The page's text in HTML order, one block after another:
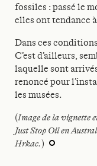
fossiles : passé le
elles ont tendance
Dans ces
C’est d’ailleurs,
laquelle sont
renoncé pour
les musées.
(Image de la vignette
Just Stop Oil en
Hrkac.)